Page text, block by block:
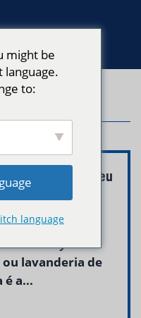
East Boston"
de Boston – Seu
Boston – Seu
Laundry
ou lavanderia de
a...
might be
language.
to:
language